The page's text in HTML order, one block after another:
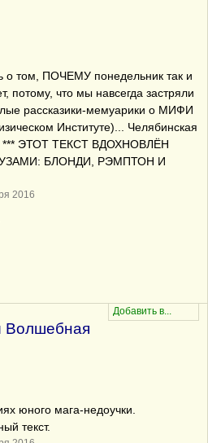
о том, ПОЧЕМУ понедельник так и
потому, что мы навсегда застряли
рассказики-мемуарики о МИФИ
Институте)... Челябинская
*** ЭТОТ ТЕКСТ ВДОХНОВЛЁН
БЛОНДИ, РЭМПТОН И
2016
Волшебная
юного мага-недоучки.
текст.